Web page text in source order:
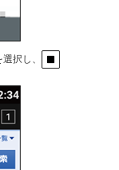
択し、